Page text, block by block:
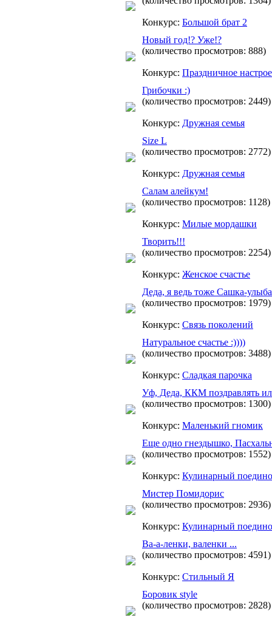
Конкурс: Большой брат 2
Новый год!? Уже!?
(количество просмотров: 888)
Конкурс: Праздничное
Грибочки :)
(количество просмотров: 2449)
Конкурс: Дружная семья
Size L
(количество просмотров: 2772)
Конкурс: Дружная семья
Салам алейкум!
(количество просмотров: 1128)
Конкурс: Милые мордашки
Творить!!!
(количество просмотров: 2254)
Конкурс: Женское счастье
Деда, я ведь тоже Сашка-
(количество просмотров: 1979)
Конкурс: Связь поколений
Натуральное счастье :))))
(количество просмотров: 3488)
Конкурс: Сладкая парочка
Уф, Деда, ККМ поздравлять
(количество просмотров: 1300)
Конкурс: Маленький гномик
Еще одно гнездышко,
(количество просмотров: 1552)
Конкурс: Кулинарный
Мистер Помидорис
(количество просмотров: 2936)
Конкурс: Кулинарный
Ва-а-ленки, валенки ...
(количество просмотров: 4591)
Конкурс: Стильный Я
Боровик style
(количество просмотров: 2828)